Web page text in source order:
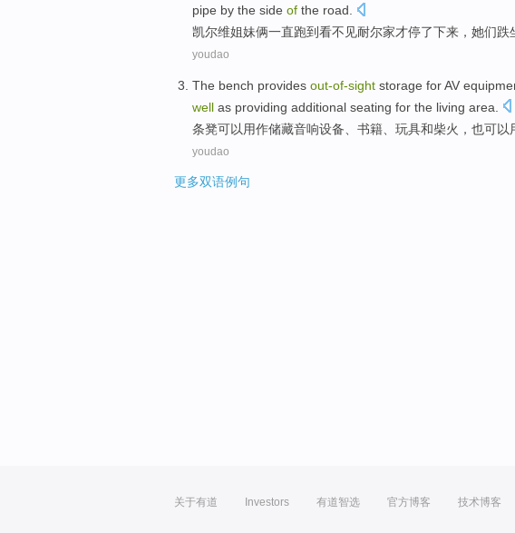
pipe by the side of the road.
凯尔维姐妹俩一直跑到看不见耐尔家才停了下来 ， 她们跌
youdao
The bench provides out-of-sight storage forAV
well as providing additional seating for the living area
条凳可以用作储藏音响设备 书籍 玩具和柴火 ， 也可以
youdao
更多双语例句
关于有道 Investors 有道智选 官方博客 技术博客